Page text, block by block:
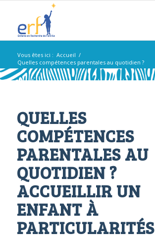
Vous êtes ici : Accueil /
Quelles compétences parentales au quotidien ?
QUELLES
COMPÉTENCES
PARENTALES AU
QUOTIDIEN ?
ACCUEILLIR UN
ENFANT À
PARTICULARITÉS